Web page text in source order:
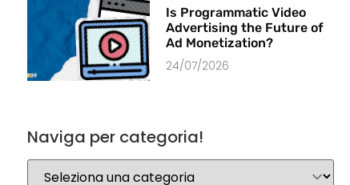
Is Programmatic Video
Advertising the Future of
Ad Monetization?
24/07/2026
Naviga per categoria!